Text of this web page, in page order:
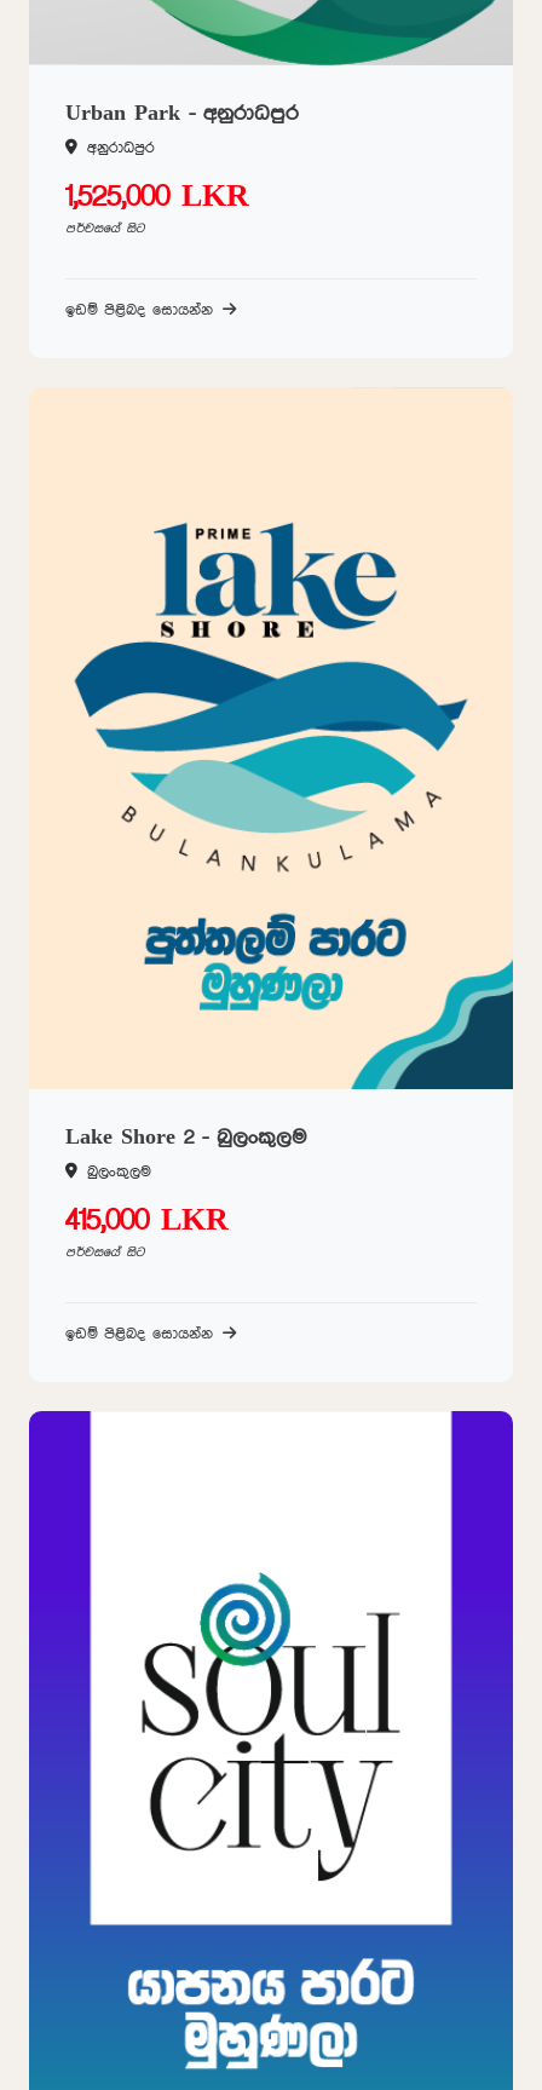
Urban Park - අනුරාධපුර
අනුරාධපුර
1,525,000 LKR
පර්චසයේ සිට
ඉඩම් පිළිබද සොයන්න
Lake Shore 2 - බුලංකුලම
බුලංකුලම
415,000 LKR
පර්චසයේ සිට
ඉඩම් පිළිබද සොයන්න